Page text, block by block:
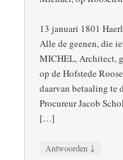
13 januari 1801
Alle de geenen, die
MICHEL, Architect,
op de Hofstede
daarvan betaaling te
Procureur Jacob
[…]
Antwoorden ↓